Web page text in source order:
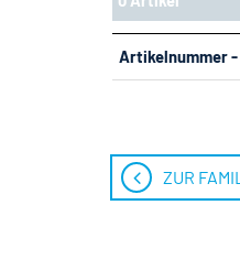
Artikelnummer -
ZUR